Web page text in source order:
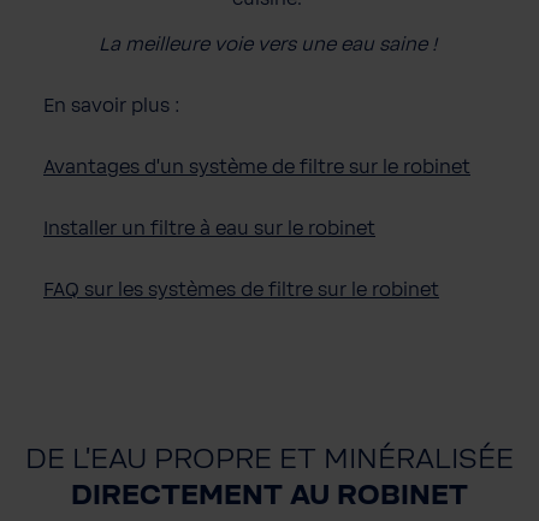
La meilleure voie vers une eau saine!
En savoir plus :
Avantages d'un système de filtre sur le robinet
Installer un filtre à eau sur le robinet
FAQ sur les systèmes de filtre sur le robinet
DE L'EAU PROPRE ET MINÉRALISÉE
DIRECTEMENT AU ROBINET